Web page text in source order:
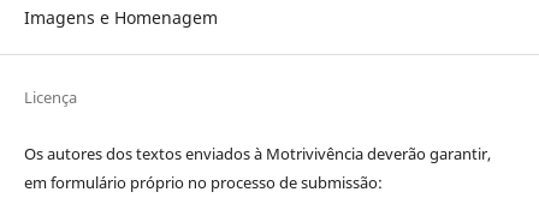
Imagens e Homenagem
Licença
Os autores dos textos enviados à Motrivivência deverão garantir,
em formulário próprio no processo de submissão: